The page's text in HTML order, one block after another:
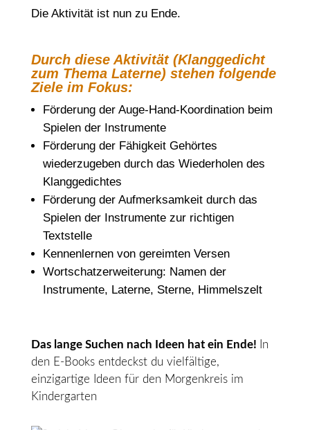
Die Aktivität ist nun zu Ende.
Durch diese Aktivität (Klanggedicht
zum Thema Laterne) stehen folgende
Ziele im Fokus:
Förderung der Auge-Hand-Koordination beim
Spielen der Instrumente
Förderung der Fähigkeit Gehörtes
wiederzugeben durch das Wiederholen des
Klanggedichtes
Förderung der Aufmerksamkeit durch das
Spielen der Instrumente zur richtigen
Textstelle
Kennenlernen von gereimten Versen
Wortschatzerweiterung: Namen der
Instrumente, Laterne, Sterne, Himmelszelt
Das lange Suchen nach Ideen hat ein Ende! In
den E-Books entdeckst du vielfältige,
einzigartige Ideen für den Morgenkreis im
Kindergarten